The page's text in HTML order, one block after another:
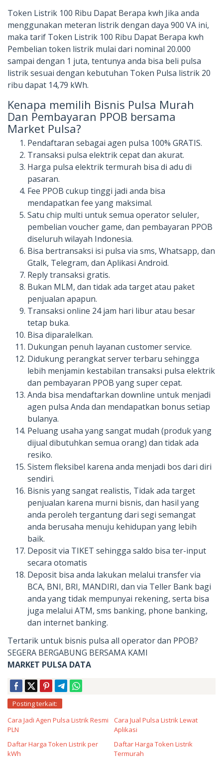
Token Listrik 100 Ribu Dapat Berapa kwh Jika anda
menggunakan meteran listrik dengan daya 900 VA ini,
maka tarif Token Listrik 100 Ribu Dapat Berapa kwh
Pembelian token listrik mulai dari nominal 20.000
sampai dengan 1 juta, tentunya anda bisa beli pulsa
listrik sesuai dengan kebutuhan Token Pulsa listrik 20
ribu dapat 14,79 kWh.
Kenapa memilih Bisnis Pulsa Murah
Dan Pembayaran PPOB bersama
Market Pulsa?
Pendaftaran sebagai agen pulsa 100% GRATIS.
Transaksi pulsa elektrik cepat dan akurat.
Harga pulsa elektrik termurah bisa di adu di
pasaran.
Fee PPOB cukup tinggi jadi anda bisa
mendapatkan fee yang maksimal.
Satu chip multi untuk semua operator seluler,
pembelian voucher game, dan pembayaran PPOB
diseluruh wilayah Indonesia.
Bisa bertransaksi isi pulsa via sms, Whatsapp, dan
Gtalk, Telegram, dan Aplikasi Android.
Reply transaksi gratis.
Bukan MLM, dan tidak ada target atau paket
penjualan apapun.
Transaksi online 24 jam hari libur atau besar
tetap buka.
Bisa diparalelkan.
Dukungan penuh layanan customer service.
Didukung perangkat server terbaru sehingga
lebih menjamin kestabilan transaksi pulsa elektrik
dan pembayaran PPOB yang super cepat.
Anda bisa mendaftarkan downline untuk menjadi
agen pulsa Anda dan mendapatkan bonus setiap
bulanya.
Peluang usaha yang sangat mudah (produk yang
dijual dibutuhkan semua orang) dan tidak ada
resiko.
Sistem fleksibel karena anda menjadi bos dari diri
sendiri.
Bisnis yang sangat realistis, Tidak ada target
penjualan karena murni bisnis, dan hasil yang
anda peroleh tergantung dari segi semangat
anda berusaha menuju kehidupan yang lebih
baik.
Deposit via TIKET sehingga saldo bisa ter-input
secara otomatis
Deposit bisa anda lakukan melalui transfer via
BCA, BNI, BRI, MANDIRI, dan via Teller Bank bagi
anda yang tidak mempunyai rekening, serta bisa
juga melalui ATM, sms banking, phone banking,
dan internet banking.
Tertarik untuk bisnis pulsa all operator dan PPOB?
SEGERA BERGABUNG BERSAMA KAMI
MARKET PULSA DATA
Posting terkait:
Cara Jadi Agen Pulsa Listrik Resmi
PLN
Cara Jual Pulsa Listrik Lewat
Aplikasi
Daftar Harga Token Listrik per
kWh
Daftar Harga Token Listrik
Termurah